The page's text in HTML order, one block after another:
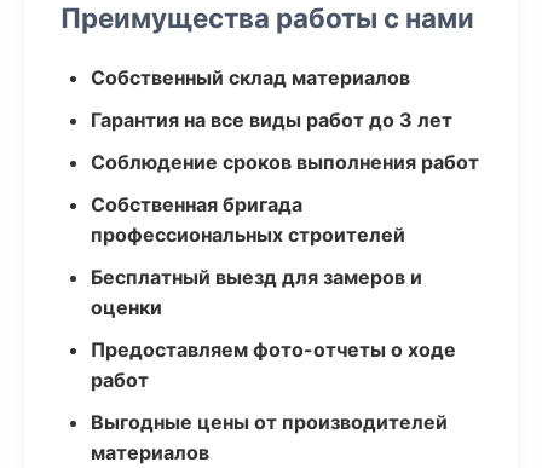
Преимущества работы с нами
Собственный склад материалов
Гарантия на все виды работ до 3 лет
Соблюдение сроков выполнения работ
Собственная бригада
профессиональных строителей
Бесплатный выезд для замеров и
оценки
Предоставляем фото-отчеты о ходе
работ
Выгодные цены от производителей
материалов